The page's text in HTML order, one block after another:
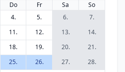
Do Fr Sa
So
4. 5. 6.
7.
11. 12. 13.
14.
18. 19. 20.
21.
25. 26. 27.
28.